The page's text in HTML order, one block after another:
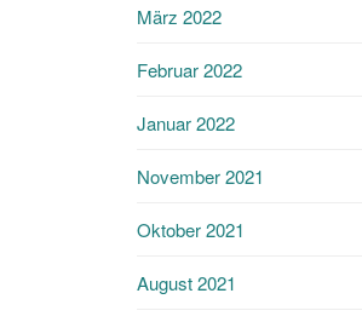
März 2022
Februar 2022
Januar 2022
November 2021
Oktober 2021
August 2021